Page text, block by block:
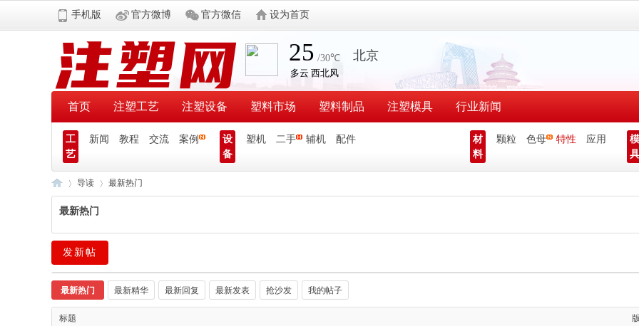
手机版 官方微博 官方微信 设为首页
首页 注塑工艺 注塑设备 塑料市场 塑料制品 注塑模具 行业新闻
工
艺
新闻 教程 交流 案例
设
备
塑机 二手 辅机 配件
材
料
颗粒 色母 特性 应用
模
具
注 »
导读
›
最新热门
最新热门
发新帖
最新热门 最新精华 最新回复 最新发表 抢沙发 我的帖子
标题